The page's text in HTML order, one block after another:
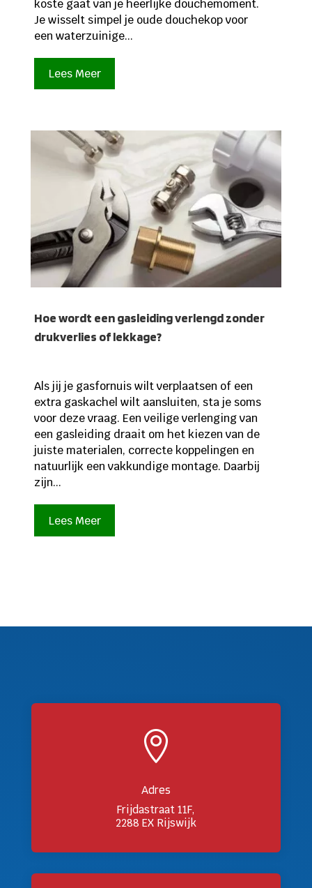
koste gaat van je heerlijke douchemoment.
Je wisselt simpel je oude douchekop voor
een waterzuinige...
Lees Meer
Hoe wordt een gasleiding verlengd zonder
drukverlies of lekkage?
Als jij je gasfornuis wilt verplaatsen of een
extra gaskachel wilt aansluiten, sta je soms
voor deze vraag. Een veilige verlenging van
een gasleiding draait om het kiezen van de
juiste materialen, correcte koppelingen en
natuurlijk een vakkundige montage. Daarbij
zijn...
Lees Meer

Adres
Frijdastraat 11F,
2288 EX Rijswijk